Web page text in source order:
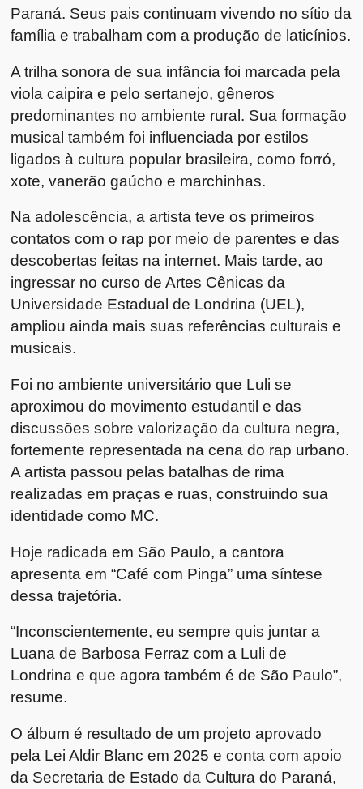
Paraná. Seus pais continuam vivendo no sítio da
família e trabalham com a produção de laticínios.
A trilha sonora de sua infância foi marcada pela
viola caipira e pelo sertanejo, gêneros
predominantes no ambiente rural. Sua formação
musical também foi influenciada por estilos
ligados à cultura popular brasileira, como forró,
xote, vanerão gaúcho e marchinhas.
Na adolescência, a artista teve os primeiros
contatos com o rap por meio de parentes e das
descobertas feitas na internet. Mais tarde, ao
ingressar no curso de Artes Cênicas da
Universidade Estadual de Londrina (UEL),
ampliou ainda mais suas referências culturais e
musicais.
Foi no ambiente universitário que Luli se
aproximou do movimento estudantil e das
discussões sobre valorização da cultura negra,
fortemente representada na cena do rap urbano.
A artista passou pelas batalhas de rima
realizadas em praças e ruas, construindo sua
identidade como MC.
Hoje radicada em São Paulo, a cantora
apresenta em “Café com Pinga” uma síntese
dessa trajetória.
“Inconscientemente, eu sempre quis juntar a
Luana de Barbosa Ferraz com a Luli de
Londrina e que agora também é de São Paulo”,
resume.
O álbum é resultado de um projeto aprovado
pela Lei Aldir Blanc em 2025 e conta com apoio
da Secretaria de Estado da Cultura do Paraná,